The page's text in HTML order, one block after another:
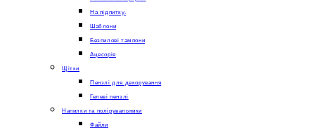
На підпитку.
Шаблони
Безпилові тампони
Ацесорія
Щітки
Пензлі для декорування
Гелеві пензлі
Напилки та полірувальники
Файли